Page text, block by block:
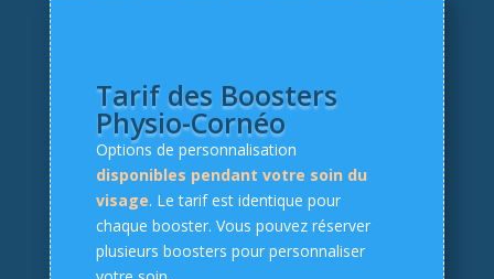
Tarif des Boosters
Physio-Cornéo
Options de personnalisation
disponibles pendant votre soin du
visage. Le tarif est identique pour
chaque booster. Vous pouvez réserver
plusieurs boosters pour personnaliser